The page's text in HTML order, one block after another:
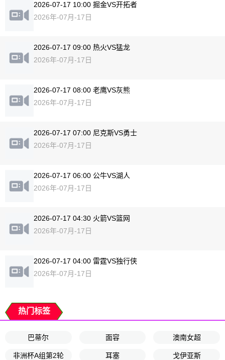
2026-07-17 10:00 掘金VS开拓者
2026年-07月-17日
2026-07-17 09:00 热火VS猛龙
2026年-07月-17日
2026-07-17 08:00 老鹰VS灰熊
2026年-07月-17日
2026-07-17 07:00 尼克斯VS勇士
2026年-07月-17日
2026-07-17 06:00 公牛VS湖人
2026年-07月-17日
2026-07-17 04:30 火箭VS篮网
2026年-07月-17日
2026-07-17 04:00 雷霆VS独行侠
2026年-07月-17日
热门标签
巴蒂尔 面容 澳南女超
非洲杯A组第2轮 耳塞 戈伊亚斯